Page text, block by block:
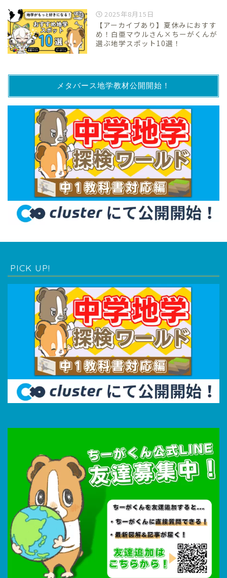
2025年8月15日
【アーカイブあり】夏休みにおすす
め！白亜マウルさん×ちーがくんが
選ぶ地学スポット10選！
メタバース地学教材公開開始！
PICK UP!